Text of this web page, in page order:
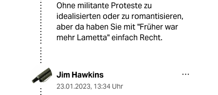
Ohne militante Proteste zu
idealisierten oder zu romantisieren,
aber da haben Sie mit "Früher war
mehr Lametta" einfach Recht.
Jim Hawkins
23.01.2023, 13:34 Uhr